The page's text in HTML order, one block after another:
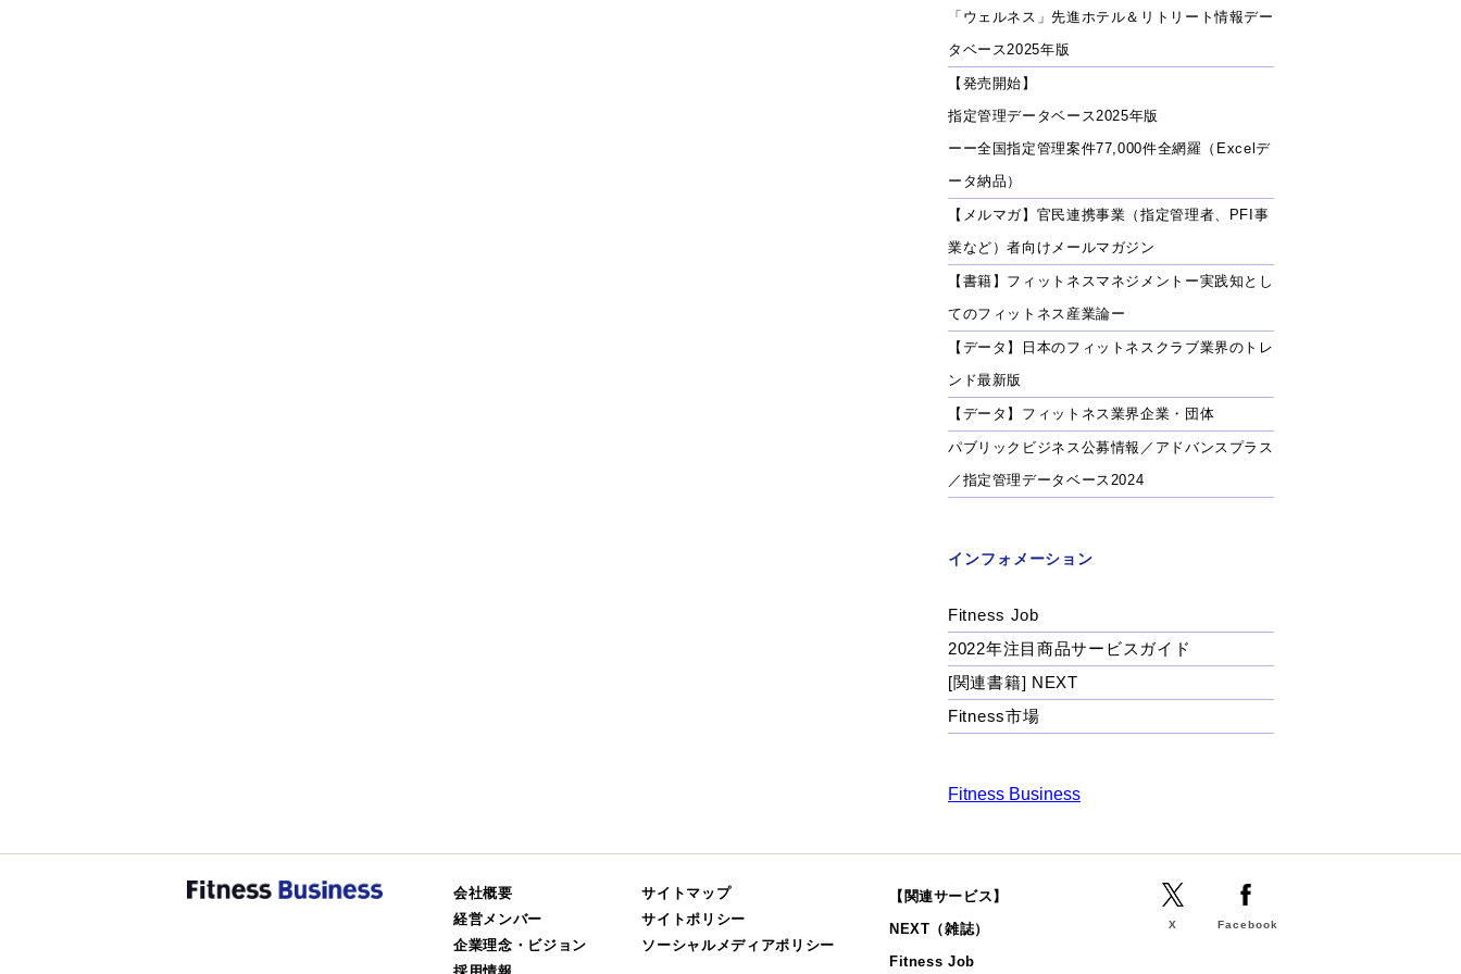
「ウェルネス」先進ホテル＆リトリート情報デー
タベース2025年版
【発売開始】
指定管理データベース2025年版
ーー全国指定管理案件77,000件全網羅（Excelデ
ータ納品）
【メルマガ】官民連携事業（指定管理者、PFI事
業など）者向けメールマガジン
【書籍】フィットネスマネジメントー実践知とし
てのフィットネス産業論ー
【データ】日本のフィットネスクラブ業界のトレ
ンド最新版
【データ】フィットネス業界企業・団体
パブリックビジネス公募情報／アドバンスプラス
／指定管理データベース2024
インフォメーション
Fitness Job
2022年注目商品サービスガイド
[関連書籍] NEXT
Fitness市場
Fitness Business
会社概要
経営メンバー
企業理念・ビジョン
サイトマップ
サイトポリシー
ソーシャルメディアポリシー
【関連サービス】
NEXT（雑誌）
Fitness Job
X Facebook